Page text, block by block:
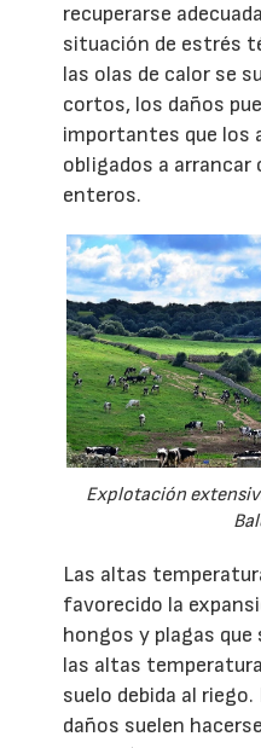
recuperarse
situación de estrés
las olas de calor se
cortos, los daños
importantes que los
obligados a
enteros.
Explotación
Las altas
favorecido la
hongos y plagas
las altas
suelo debida al
daños suelen